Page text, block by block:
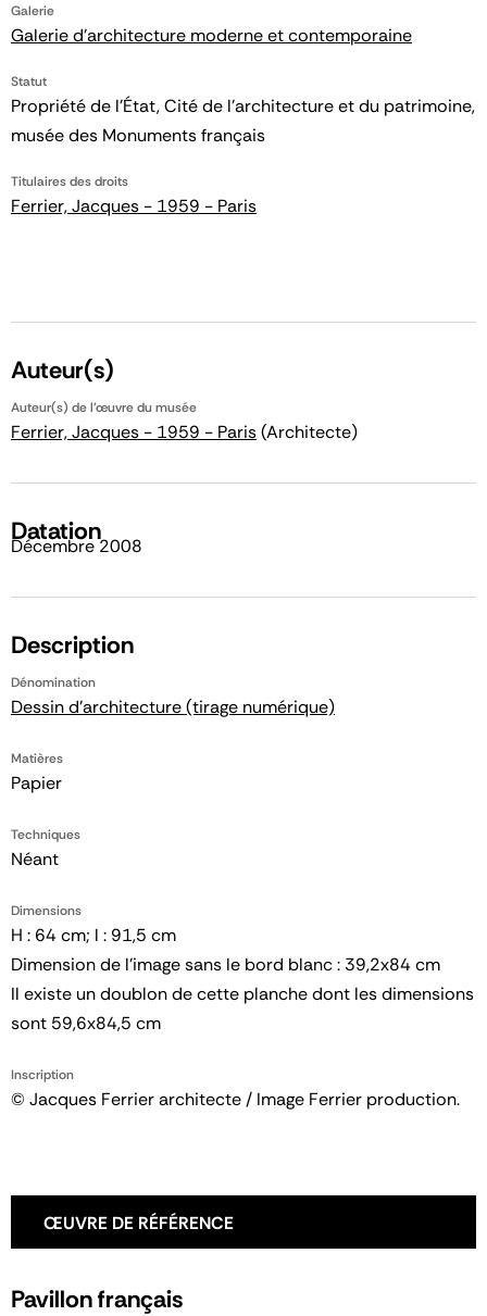
Galerie
Galerie d'architecture moderne et contemporaine
Statut
Propriété de l’État, Cité de l’architecture et du patrimoine,
musée des Monuments français
Titulaires des droits
Ferrier, Jacques - 1959 - Paris
Auteur(s)
Auteur(s) de l'œuvre du musée
Ferrier, Jacques - 1959 - Paris(Architecte)
Datation
Décembre 2008
Description
Dénomination
Dessin d'architecture (tirage numérique)
Matières
Papier
Techniques
Néant
Dimensions
H : 64 cm; l : 91,5 cm
Dimension de l'image sans le bord blanc : 39,2x84 cm
Il existe un doublon de cette planche dont les dimensions
sont 59,6x84,5 cm
Inscription
© Jacques Ferrier architecte / Image Ferrier production.
ŒUVRE DE RÉFÉRENCE
Pavillon français